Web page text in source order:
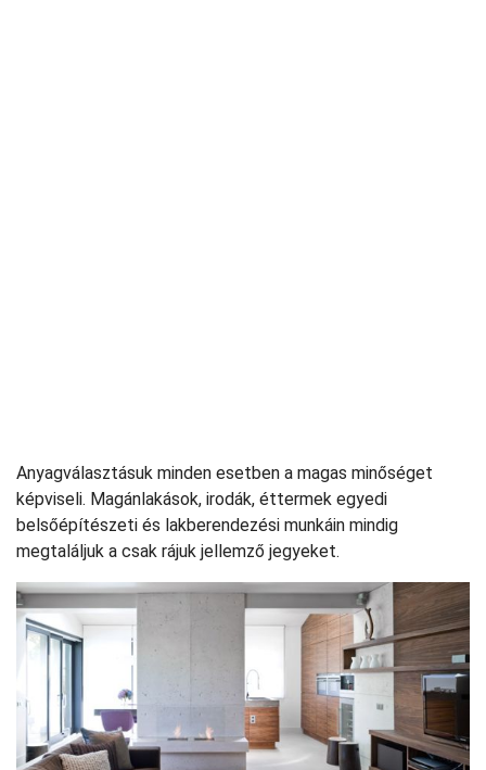
Anyagválasztásuk minden esetben a magas minőséget
képviseli. Magánlakások, irodák, éttermek egyedi
belsőépítészeti és lakberendezési munkáin mindig
megtaláljuk a csak rájuk jellemző jegyeket.